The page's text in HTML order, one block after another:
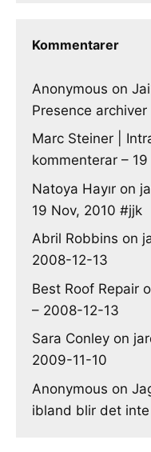
Kommentarer
Anonymous on
Presence archiver
Marc Steiner |
kommenterar –
Natoya Hayır on
19 Nov, 2010 #jjk
Abril Robbins on
2008-12-13
Best Roof Repair
– 2008-12-13
Sara Conley on
2009-11-10
Anonymous on
ibland blir det